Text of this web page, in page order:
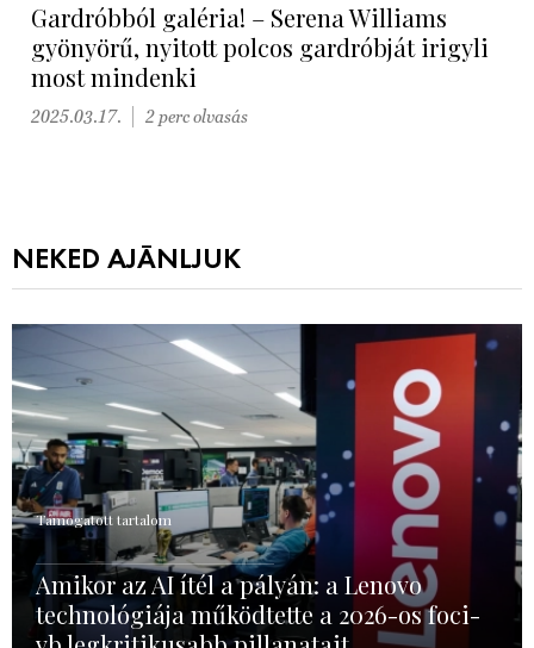
Gardróbból galéria! – Serena Williams
gyönyörű, nyitott polcos gardróbját irigyli
most mindenki
2025.03.17. 2 perc olvasás
NEKED AJÁNLJUK
Támogatott tartalom
Amikor az AI ítél a pályán: a Lenovo
technológiája működtette a 2026-os foci-